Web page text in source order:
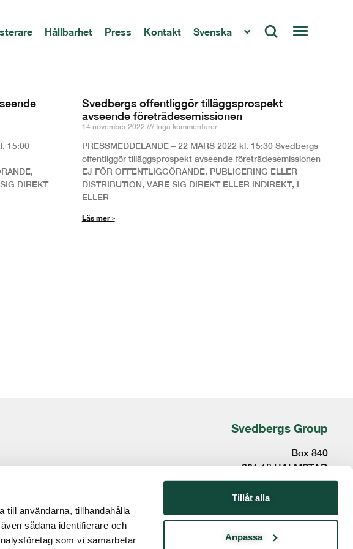
till användarna, tillhandahålla
sådana identifierare och
som vi samarbetar
Tillåt alla
Anpassa
Hållbarhet Press Kontakt Svenska
15:00
DIREKT
Svedbergs offentliggör tilläggsprospekt
avseende företrädesemissionen
14 november 2022 Inga kommentarer
PRESSMEDDELANDE – 22 MARS 2022 kl. 15:30 Svedbergs
offentliggör tilläggsprospekt avseende företrädesemissionen
EJ FÖR OFFENTLIGGÖRANDE, PUBLICERING ELLER
DISTRIBUTION, VARE SIG DIREKT ELLER INDIREKT, I
ELLER
Läs mer »
Svedbergs Group
Box 840
301 18 HALMSTAD
Besöksadress:
Kristian IV:s väg 3
www.svedbergsgroup.se